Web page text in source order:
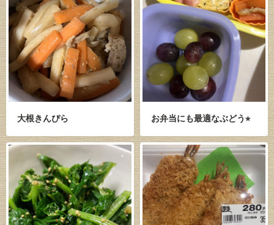
大根きんぴら お弁当にも最適なぶどう⭐︎